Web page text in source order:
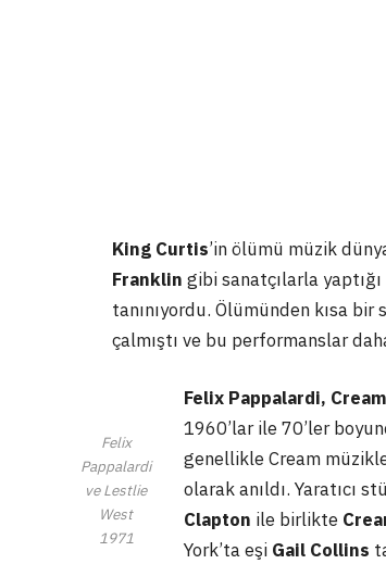
King Curtis’in ölümü müzik
Franklin gibi sanatçılarla
tanınıyordu. Ölümünden kısa bir
çalmıştı ve bu performanslar
Felix
Pappalardi
ve Lestlie
West
1971
Felix Pappalardi, Cream
1960’lar ile 70’ler
genellikle Cream
olarak anıldı. Yaratıcı
Clapton ile birlikte
York’ta eşi Gail Collins